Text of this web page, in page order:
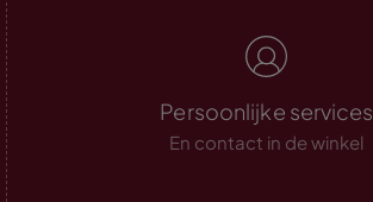
Persoonlijke services
En contact in de winkel